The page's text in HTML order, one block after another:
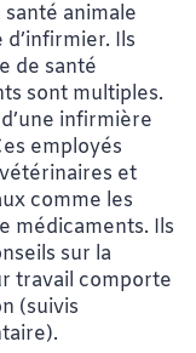
animale
Ils
de santé
sont multiples.
infirmière
employés
et
comme les
médicaments. Ils
sur la
travail comporte
(suivis